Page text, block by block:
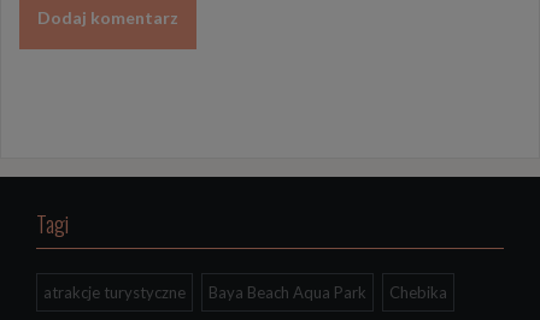
Tagi
atrakcje turystyczne Baya Beach Aqua Park Chebika